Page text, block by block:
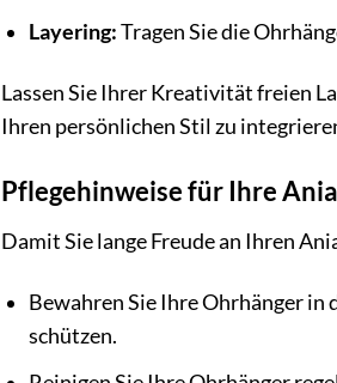
Layering:Tragen Sie die
Lassen Sie Ihrer Kreativität freien
Ihren persönlichen Stil zu
Pflegehinweise für Ihre
Damit Sie lange Freude an Ihren
Bewahren Sie Ihre Ohrhänger in
schützen.